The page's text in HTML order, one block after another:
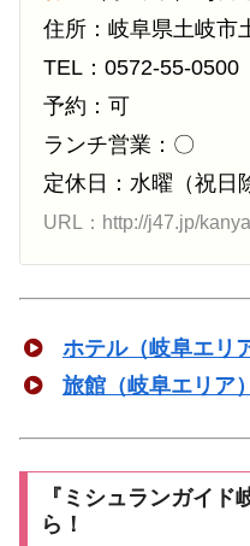
住所：岐阜県土岐市
TEL：0572-55-0500
予約：可
ランチ営業：〇
定休日：水曜（祝日
URL：http://j47.jp/
ホテル（岐阜エリ
旅館（岐阜エリア
『ミシュランガイド
ら！